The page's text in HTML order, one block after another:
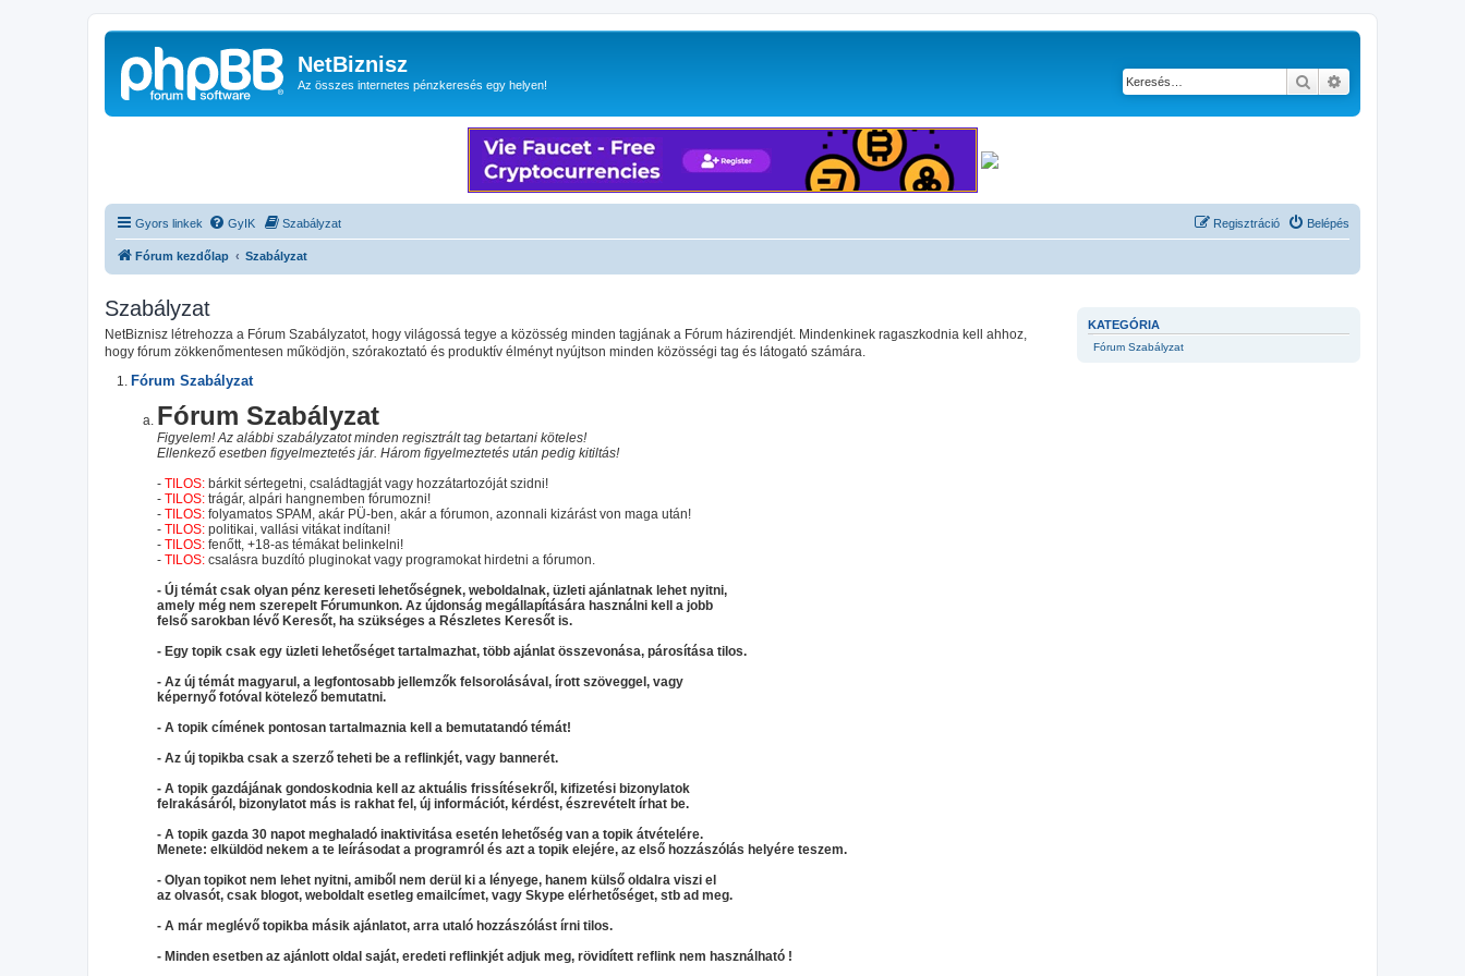
NetBiznisz
Az összes internetes pénzkeresés egy helyen! Keresés
Gyors linkek GyIK Szabályzat Belépés
Regisztráció
Fórum kezdőlap Szabályzat
KATEGÓRIA
Fórum Szabályzat
Szabályzat
NetBiznisz létrehozza a Fórum Szabályzatot, hogy világossá tegye a közösség minden tagjának a Fórum házirendjét. Mindenkinek ragaszkodnia kell ahhoz,
hogy fórum zökkenőmentesen működjön, szórakoztató és produktív élményt nyújtson minden közösségi tag és látogató számára.
Fórum Szabályzat
Fórum Szabályzat
Figyelem! Az alábbi szabályzatot minden regisztrált tag betartani köteles!
Ellenkező esetben figyelmeztetés jár. Három figyelmeztetés után pedig kitiltás!
- TILOS: bárkit sértegetni, családtagját vagy hozzátartozóját szidni!
- TILOS: trágár, alpári hangnemben fórumozni!
- TILOS: folyamatos SPAM, akár PÜ-ben, akár a fórumon, azonnali kizárást von maga után!
- TILOS: politikai, vallási vitákat indítani!
- TILOS: fenőtt, +18-as témákat belinkelni!
- TILOS: csalásra buzdító pluginokat vagy programokat hirdetni a fórumon.
- Új témát csak olyan pénz kereseti lehetőségnek, weboldalnak, üzleti ajánlatnak lehet nyitni,
amely még nem szerepelt Fórumunkon. Az újdonság megállapítására használni kell a jobb
felső sarokban lévő Keresőt, ha szükséges a Részletes Keresőt is.
- Egy topik csak egy üzleti lehetőséget tartalmazhat, több ajánlat összevonása, párosítása tilos.
- Az új témát magyarul, a legfontosabb jellemzők felsorolásával, írott szöveggel, vagy
képernyő fotóval kötelező bemutatni.
- A topik címének pontosan tartalmaznia kell a bemutatandó témát!
- Az új topikba csak a szerző teheti be a reflinkjét, vagy bannerét.
- A topik gazdájának gondoskodnia kell az aktuális frissítésekről, kifizetési bizonylatok
felrakásáról, bizonylatot más is rakhat fel, új információt, kérdést, észrevételt írhat be.
- A topik gazda 30 napot meghaladó inaktivitása esetén lehetőség van a topik átvételére.
Menete: elküldöd nekem a te leírásodat a programról és azt a topik elejére, az első hozzászólás helyére teszem.
- Olyan topikot nem lehet nyitni, amiből nem derül ki a lényege, hanem külső oldalra viszi el
az olvasót, csak blogot, weboldalt esetleg emailcímet, vagy Skype elérhetőséget, stb ad meg.
- A már meglévő topikba másik ajánlatot, arra utaló hozzászólást írni tilos.
- Minden esetben az ajánlott oldal saját, eredeti reflinkjét adjuk meg, rövidített reflink nem használható !